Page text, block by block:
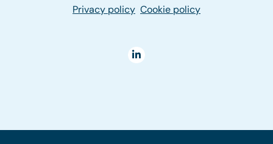
Privacy policy Cookie policy